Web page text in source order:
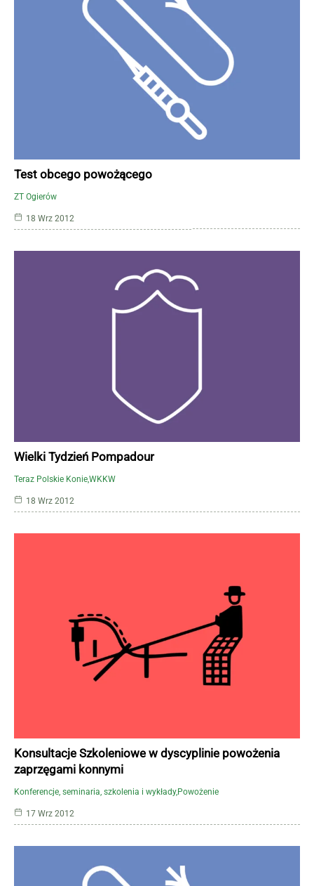
ZT Ogierów
Test obcego powożącego
18 Wrz 2012
Teraz Polskie KonieWKKW
Wielki Tydzień Pompadour
18 Wrz 2012
Konferencje, seminaria, szkolenia i wykłady Powożenie
Konsultacje Szkoleniowe w dyscyplinie powożenia
zaprzęgami konnymi
17 Wrz 2012